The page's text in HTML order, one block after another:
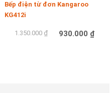
Bếp điện từ đơn Kangaroo
KG412i
1.350.000 ₫ 930.000 ₫